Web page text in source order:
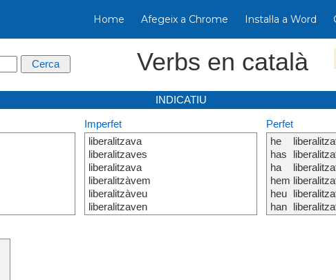
Home Afegeix a Chrome Instal·la a Word
Verbs en català
INDICATIU
Imperfet
liberalitzava
liberalitzaves
liberalitzava
liberalitzàvem
liberalitzàveu
liberalitzaven
Perfet
he
has
ha
hem
heu
han